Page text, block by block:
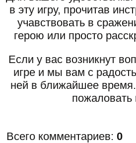
в эту игру, прочитав
учавствовать в
герою или просто
Если у вас возникнут
игре и мы вам с
ней в ближайшее
пожаловать
Всего комментариев: 0